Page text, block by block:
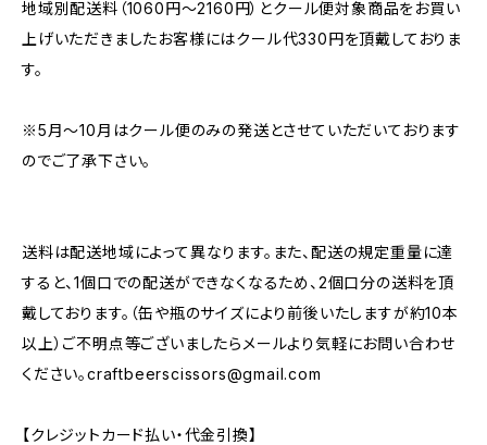
地域別配送料（1060円～2160円）とクール便対象商品をお買い
上げいただきましたお客様にはクール代330円を頂戴しておりま
す。
※5月～10月はクール便のみの発送とさせていただいております
のでご了承下さい。
送料は配送地域によって異なります。また、配送の規定重量に達
すると、1個口での配送ができなくなるため、2個口分の送料を頂
戴しております。（缶や瓶のサイズにより前後いたしますが約10本
以上）ご不明点等ございましたらメールより気軽にお問い合わせ
ください。craftbeerscissors@gmail.com
【クレジットカード払い・代金引換】